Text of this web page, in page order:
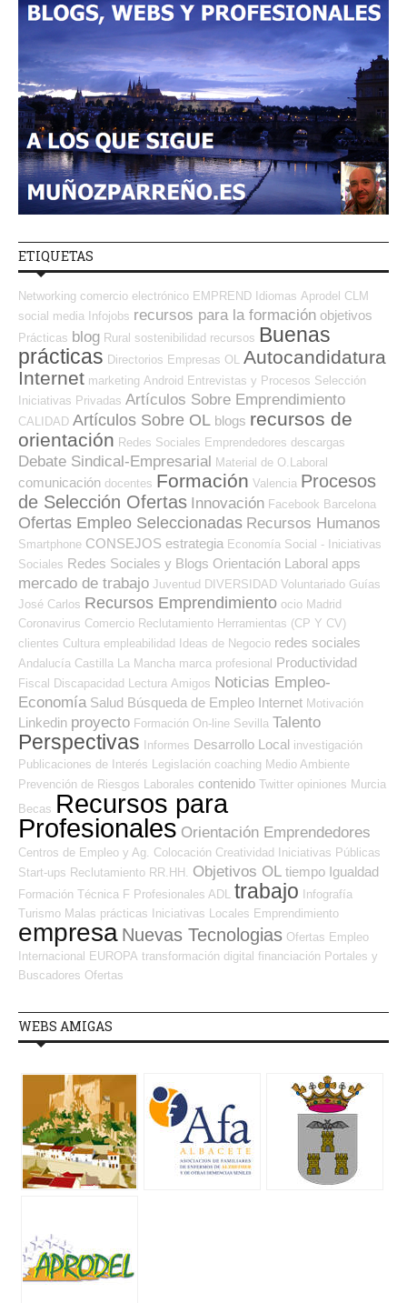
ETIQUETAS
Networking comercio electrónico EMPREND Idiomas Aprodel CLM
social media Infojobs recursos para la formación objetivos
Prácticas blog Rural sostenibilidad recursos Buenas
prácticas Directorios Empresas OL Autocandidatura
Internet marketing Android Entrevistas y Procesos Selección
Iniciativas Privadas Artículos Sobre Emprendimiento
CALIDAD Artículos Sobre OL blogs recursos de
orientación Redes Sociales Emprendedores descargas
Debate Sindical-Empresarial Material de O.Laboral
comunicación docentes Formación Valencia Procesos
de Selección Ofertas Innovación Facebook Barcelona
Ofertas Empleo Seleccionadas Recursos Humanos
Smartphone CONSEJOS estrategia Economía Social - Iniciativas
Sociales Redes Sociales y Blogs Orientación Laboral apps
mercado de trabajo Juventud DIVERSIDAD Voluntariado Guías
José Carlos Recursos Emprendimiento ocio Madrid
Coronavirus Comercio Reclutamiento Herramientas (CP Y CV)
clientes Cultura empleabilidad Ideas de Negocio redes sociales
Andalucía Castilla La Mancha marca profesional Productividad
Fiscal Discapacidad Lectura Amigos Noticias Empleo-
Economía Salud Búsqueda de Empleo Internet Motivación
Linkedin proyecto Formación On-line Sevilla Talento
Perspectivas Informes Desarrollo Local investigación
Publicaciones de Interés Legislación coaching Medio Ambiente
Prevención de Riesgos Laborales contenido Twitter opiniones Murcia
Becas Recursos para
Profesionales Orientación Emprendedores
Centros de Empleo y Ag. Colocación Creatividad
Iniciativas Públicas
Start-ups Reclutamiento RR.HH. Objetivos OL tiempo Igualdad
Formación Técnica F Profesionales ADL trabajo
Infografía
Turismo Malas prácticas Iniciativas Locales Emprendimiento
empresa Nuevas Tecnologias Ofertas Empleo
Internacional EUROPA transformación digital financiación Portales y
Buscadores Ofertas
WEBS AMIGAS